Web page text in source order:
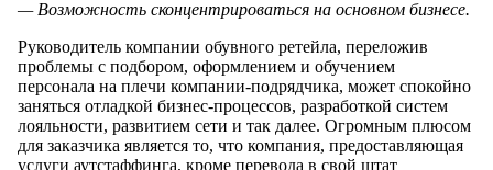
— Возможность сконцентрироваться на основном бизнесе.
Руководитель компании обувного ретейла, переложив
проблемы с подбором, оформлением и обучением
персонала на плечи компании-подрядчика, может спокойно
заняться отладкой бизнес-процессов, разработкой систем
лояльности, развитием сети и так далее. Огромным плюсом
для заказчика является то, что компания, предоставляющая
услуги аутстаффинга, кроме перевода в свой штат